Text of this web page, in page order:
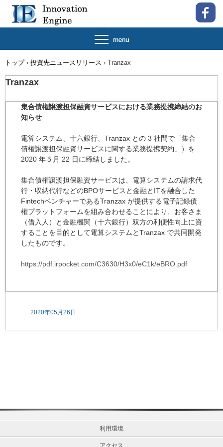
トップ › 投資先ニュースリリース › Tranzax
Tranzax
集合債権譲渡担保融資サービスにおける業務提携締結のお
知らせ
電算システム、十六銀行、Tranzax との 3 社間で「集合
債権譲渡担保融資サービスに関する業務提携契約」）を
2020 年５月 22 日に締結しました。
集合債権譲渡担保融資サービスは、電算システムの請求代
行・収納代行などのBPOサービスと金融とITを融合した
FintechベンチャーであるTranzax が提供する電子記録債
権プラットフォームを組み合わせることにより、お客さま
（借入人）と金融機関（十六銀行）双方の利便性向上に資
することを目的として電算システムとTranzax で共同開発
したものです。
https://pdf.irpocket.com/C3630/H3x0/eC1k/eBRO.pdf
2020年05月26日
利用環境
アクセス